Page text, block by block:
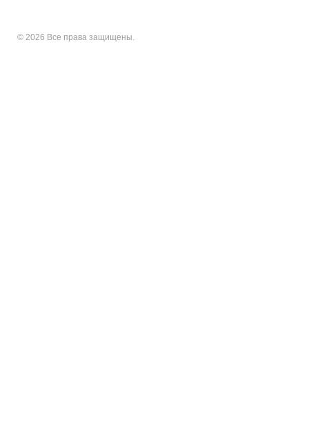
© 2026 Все права защищены.